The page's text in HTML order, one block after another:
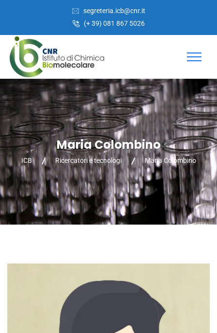
segreteria.icb@cnr.it
(+ 39) 081 867 5026
Maria Colombino
ICB Ricercatori e tecnologi Maria Colombino